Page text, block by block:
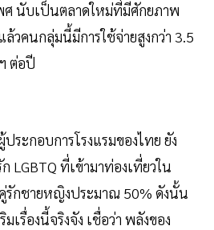
ศ นับเป็นตลาดใหม่ที่มีศักยภาพ
ล้วคนกลุ่มนี้มีการใช้จ่ายสูงกว่า 3.5
ต่อปี
ระกอบการโรงแรมของไทย ยัง
LGBTQ ที่เข้ามาท่องเที่ยวใน
รักชายหญิงประมาณ 50% ดังนั้น
เรื่องนี้จริงจัง เชื่อว่า พลังของ